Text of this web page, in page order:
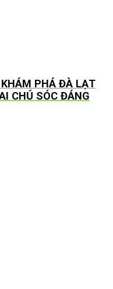
PHÁ ĐÀ LẠT
CHÚ SÓC ĐÁNG